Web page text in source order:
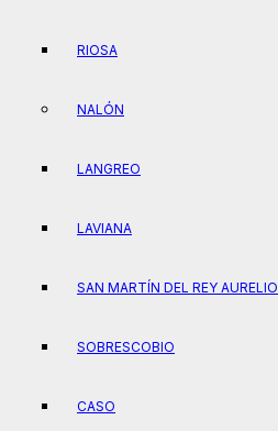
RIOSA
NALÓN
LANGREO
LAVIANA
SAN MARTÍN DEL REY AURELIO
SOBRESCOBIO
CASO